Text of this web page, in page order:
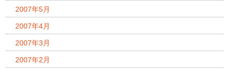
2007年5月
2007年4月
2007年3月
2007年2月